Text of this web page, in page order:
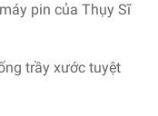
pin của Thụy Sĩ
trầy xước tuyệt